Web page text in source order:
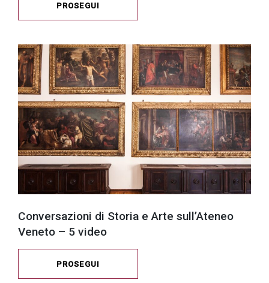
PROSEGUI
Conversazioni di Storia e Arte sull’Ateneo
Veneto – 5 video
PROSEGUI